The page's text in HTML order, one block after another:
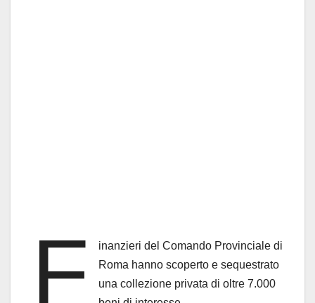
F
inanzieri del Comando Provinciale di
Roma hanno scoperto e sequestrato
una collezione privata di oltre 7.000